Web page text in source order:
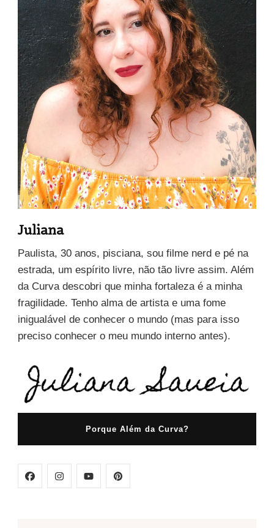
Juliana
Paulista, 30 anos, pisciana, sou filme nerd e pé na
estrada, um espírito livre, não tão livre assim. Além
da Curva descobri que minha fortaleza é a minha
fragilidade. Tenho alma de artista e uma fome
inigualável de conhecer o mundo (mas para isso
preciso conhecer o meu mundo interno antes).
Porque Além da Curva?